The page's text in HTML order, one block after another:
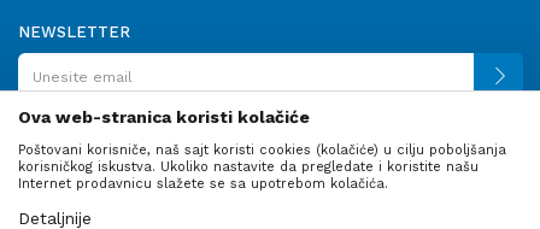
NEWSLETTER
PRATITE NAS
Ova web-stranica koristi kolačiće
Poštovani korisniče, naš sajt koristi cookies (kolačiće) u cilju poboljšanja
korisničkog iskustva. Ukoliko nastavite da pregledate i koristite našu
Internet prodavnicu slažete se sa upotrebom kolačića.
Detaljnije